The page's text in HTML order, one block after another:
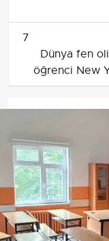
7
Dünya fen
öğrenci New